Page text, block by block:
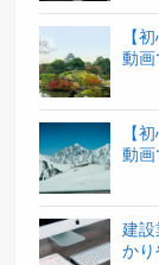
【
動画
【
動画
建
か